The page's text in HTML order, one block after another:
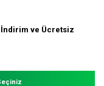
İndirim ve Ücretsiz